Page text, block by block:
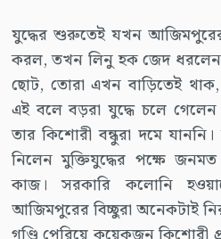
যুদ্ধের শুরুতেই যখন
করল, তখন লিনু হক জেদ ধরলেন
ছোট, তোরা এখন বাড়িতেই
এই বলে বড়রা যুদ্ধে চলে
তার কিশোরী বন্ধুরা দমে
নিলেন মুক্তিযুদ্ধের পক্ষে
কাজ। সরকারি কলোনি
আজিমপুরের বিচ্ছুরা অনেকটাই